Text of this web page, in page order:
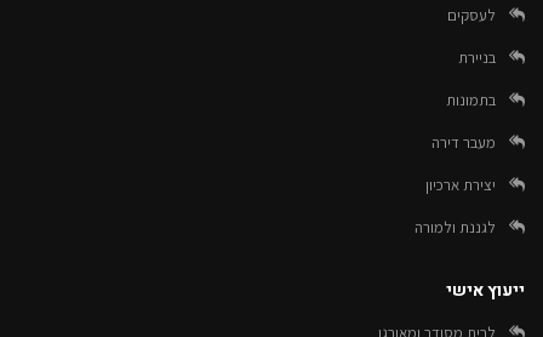
לעסקים
בניירת
בתמונות
מעבר דירה
יצירת ארכיון
לגננת ולמורה
ייעוץ אישי
לבית מסודר ומאורגן